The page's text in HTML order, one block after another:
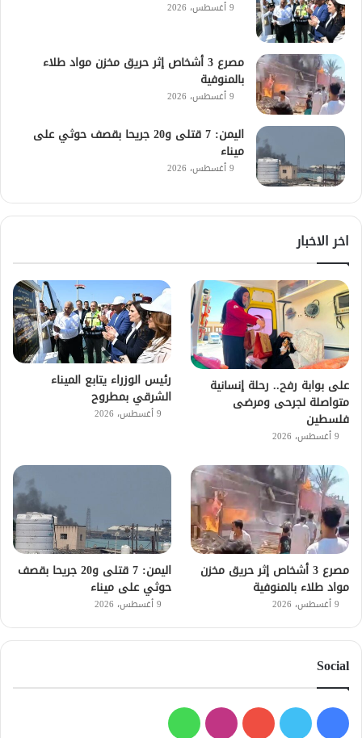
9 أغسطس، 2026
مصرع 3 أشخاص إثر حريق مخزن مواد طلاء
بالمنوفية
9 أغسطس، 2026
اليمن: 7 قتلى و20 جريحا بقصف حوثي على
ميناء
9 أغسطس، 2026
اخر الاخبار
على بوابة رفح.. رحلة إنسانية
متواصلة لجرحى ومرضى
فلسطين
9 أغسطس، 2026
رئيس الوزراء يتابع الميناء
الشرقي بمطروح
9 أغسطس، 2026
مصرع 3 أشخاص إثر حريق مخزن
مواد طلاء بالمنوفية
9 أغسطس، 2026
اليمن: 7 قتلى و20 جريحا بقصف
حوثي على ميناء
9 أغسطس، 2026
Social
فيسبوك
تويتر يوتيوبانستقرامواتساب